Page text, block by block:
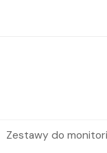
Zestawy do